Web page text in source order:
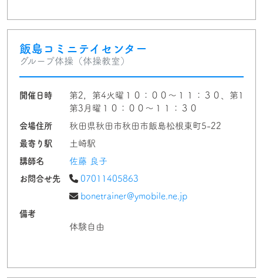
飯島コミニテイセンター
グループ体操（体操教室）
開催日時
第2，第4火曜１０：００～１１：３０、第1
第3月曜１０：００～１１：３０
会場住所
秋田県秋田市秋田市飯島松根東町5-22
最寄り駅
土崎駅
講師名
佐藤 良子
お問合せ先
07011405863
bonetrainer@ymobile.ne.jp
備考
体験自由